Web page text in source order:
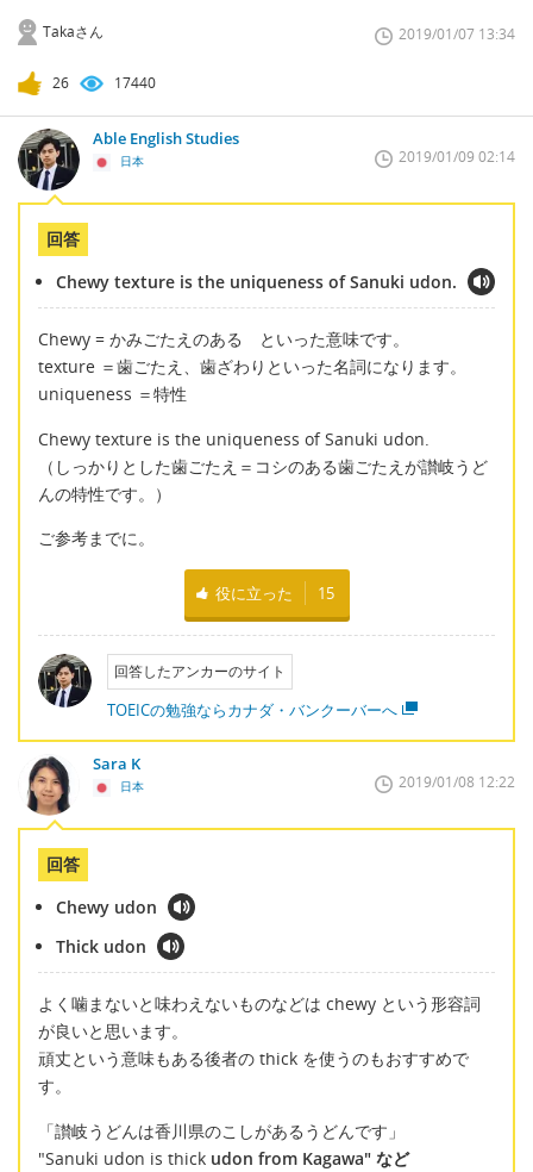
Takaさん 2019/01/07 13:34
26 17440
Able English Studies
日本 2019/01/09 02:14
回答
Chewy texture is the uniqueness of Sanuki udon.
Chewy = かみごたえのある といった意味です。
texture ＝歯ごたえ、歯ざわりといった名詞になります。
uniqueness ＝特性
Chewy texture is the uniqueness of Sanuki udon.
（しっかりとした歯ごたえ＝コシのある歯ごたえが讃岐うど
んの特性です。）
ご参考までに。
役に立った 15
回答したアンカーのサイト
TOEICの勉強ならカナダ・バンクーバーへ
Sara K
日本 2019/01/08 12:22
回答
Chewy udon
Thick udon
よく噛まないと味わえないものなどは chewy という形容詞
が良いと思います。
頑丈という意味もある後者の thick を使うのもおすすめで
す。
「讃岐うどんは香川県のこしがあるうどんです」
"Sanuki udon is thick udon from Kagawa" など